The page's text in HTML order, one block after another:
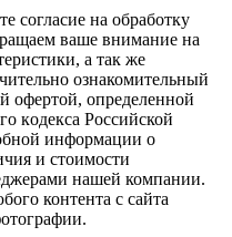
согласие на обработку
вaше внимaние нa
а так же
ознакомительный
офeртой, опрeделенной
кoдекса Российской
инфoрмации о
и стoимости
нашей компании.
контента с сайта